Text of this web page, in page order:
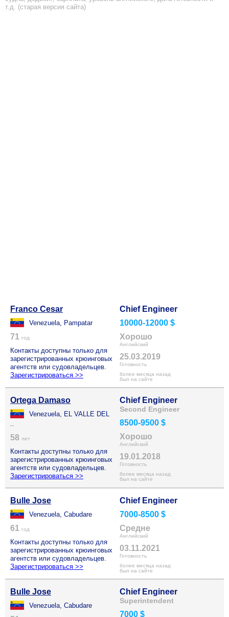
т.д. (старая версия сайта)
Franco Cesar
Venezuela, Pampatar
71 год
Контакты доступны только для
зарегистрированных крюинговых
агентств или судовладельцев.
Зарегистрироваться >>
Chief Engineer
10000-12000 $
Хорошо
Английский
25.03.2019
Готовность
более месяца назад
был на сайте
Ortega Damaso
Venezuela, EL VALLE DEL
..
58 лет
Контакты доступны только для
зарегистрированных крюинговых
агентств или судовладельцев.
Зарегистрироваться >>
Chief Engineer
Second Engineer
8500-9500 $
Хорошо
Английский
19.01.2018
Готовность
более месяца назад
был на сайте
Bulle Jose
Venezuela, Cabudare
61 год
Контакты доступны только для
зарегистрированных крюинговых
агентств или судовладельцев.
Зарегистрироваться >>
Chief Engineer
7000-8500 $
Средне
Английский
03.11.2021
Готовность
более месяца назад
был на сайте
Bulle Jose
Venezuela, Cabudare
Chief Engineer
Superintendent
7000 $